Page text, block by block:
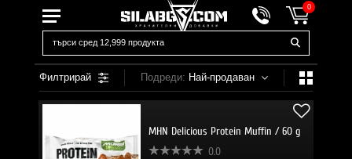
0
Филтрирай Подреди: Най-продаван
MHN Delicious Protein Muffin / 60 g
0.0